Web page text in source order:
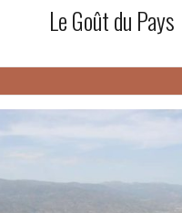
Le Goût du Pays